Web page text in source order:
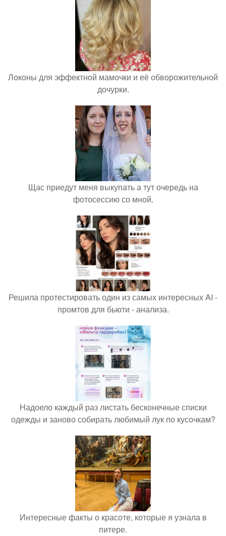
Локоны для эффектной мамочки и её обворожительной
дочурки.
Щас приедут меня выкупать а тут очередь на
фотосессию со мной.
Решила протестировать один из самых интересных AI -
промтов для бьюти - анализа.
Надоело каждый раз листать бесконечные списки
одежды и заново собирать любимый лук по кусочкам?
Интересные факты о красоте, которые я узнала в
питере.